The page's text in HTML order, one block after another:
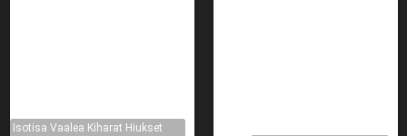
Isotisa Vaalea Kiharat Hiukset